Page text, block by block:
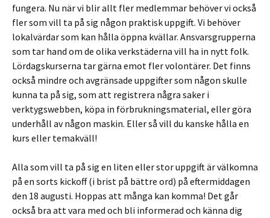
fungera. Nu när vi blir allt fler medlemmar behöver vi också
fler som vill ta på sig någon praktisk uppgift. Vi behöver
lokalvärdar som kan hålla öppna kvällar. Ansvarsgrupperna
som tar hand om de olika verkstäderna vill ha in nytt folk.
Lördagskurserna tar gärna emot fler volontärer. Det finns
också mindre och avgränsade uppgifter som någon skulle
kunna ta på sig, som att registrera några saker i
verktygswebben, köpa in förbrukningsmaterial, eller göra
underhåll av någon maskin. Eller så vill du kanske hålla en
kurs eller temakväll!
Alla som vill ta på sig en liten eller stor uppgift är välkomna
på en sorts kickoff (i brist på bättre ord) på eftermiddagen
den 18 augusti. Hoppas att många kan komma! Det går
också bra att vara med och bli informerad och känna dig